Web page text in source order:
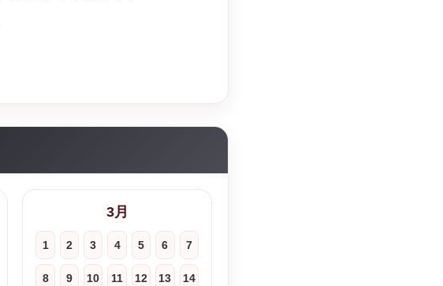
3月
1 2 3 4 5 6 7
8 9 10 11 12 13 14